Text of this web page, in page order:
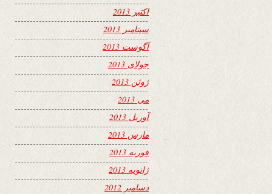
اکتبر 2013
سپتامبر 2013
آگوست 2013
جولای 2013
ژوئن 2013
می 2013
آوریل 2013
مارس 2013
فوریه 2013
ژانویه 2013
دسامبر 2012